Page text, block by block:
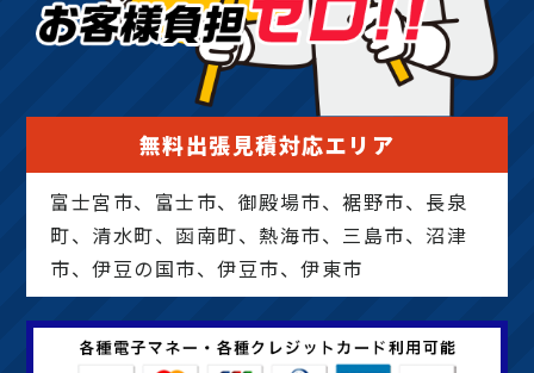
無料出張見積対応エリア
富士宮市、富士市、御殿場市、裾野市、長泉
町、清水町、函南町、熱海市、三島市、沼津
市、伊豆の国市、伊豆市、伊東市